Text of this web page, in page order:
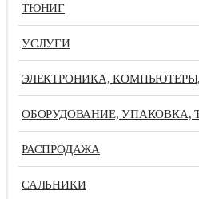
ТЮНИГ
УСЛУГИ
ЭЛЕКТРОНИКА,
ОБОРУДОВАНИЕ, УПАКОВКА,
РАСПРОДАЖА
САЛЬНИКИ